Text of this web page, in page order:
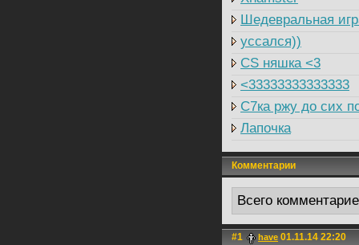
Шедевральная
уссался))
CS няшка <3
<33333333333333
C7ка ржу до сих
Лапочка
Комментарии
Всего
#1 have 01.11.14 22:20